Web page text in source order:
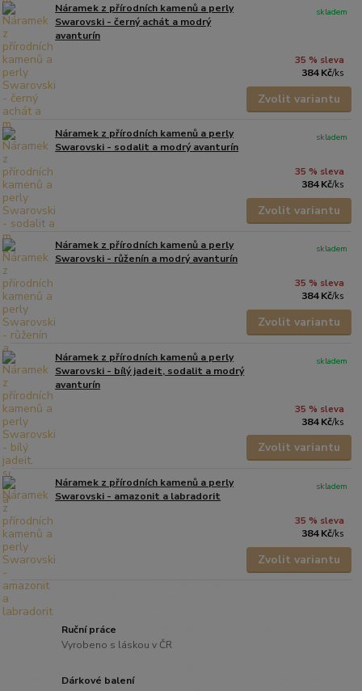
Náramek z přírodních kamenů a perly
Swarovski - černý achát a modrý
avanturín
35 % sleva
384 Kč/ks
skladem
Zvolit variantu
Náramek z přírodních kamenů a perly
Swarovski - sodalit a modrý avanturín
35 % sleva
384 Kč/ks
skladem
Zvolit variantu
Náramek z přírodních kamenů a perly
Swarovski - růženín a modrý avanturín
35 % sleva
384 Kč/ks
skladem
Zvolit variantu
Náramek z přírodních kamenů a perly
Swarovski - bílý jadeit, sodalit a modrý
avanturín
35 % sleva
384 Kč/ks
skladem
Zvolit variantu
Náramek z přírodních kamenů a perly
Swarovski - amazonit a labradorit
35 % sleva
384 Kč/ks
skladem
Zvolit variantu
Ruční práce
Vyrobeno s láskou v ČR
Dárkové balení